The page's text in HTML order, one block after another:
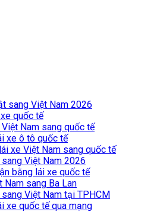
sang Việt Nam 2026
quốc tế
Nam sang quốc tế
xe ô tô quốc tế
xe Việt Nam sang quốc tế
Việt Nam 2026
bằng lái xe quốc tế
sang Ba Lan
Việt Nam tại TPHCM
xe quốc tế qua mạng